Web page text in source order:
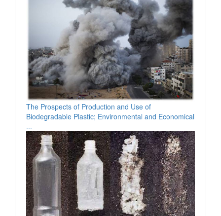
The Prospects of Production and Use of
Biodegradable Plastic; Environmental and Economical
...